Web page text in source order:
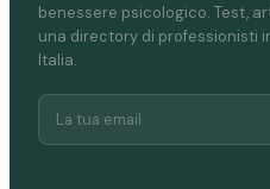
benessere psicologico. Test,
una directory di professionisti
Italia.